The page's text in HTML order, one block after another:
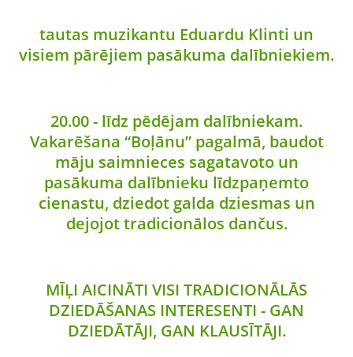
tautas muzikantu Eduardu Klinti un
visiem pārējiem pasākuma dalībniekiem.
20.00 - līdz pēdējam dalībniekam.
Vakarēšana “Boļānu” pagalmā, baudot
māju saimnieces sagatavoto un
pasākuma dalībnieku līdzpaņemto
cienastu, dziedot galda dziesmas un
dejojot tradicionālos dančus.
MĪĻI AICINĀTI VISI TRADICIONĀLĀS
DZIEDĀŠANAS INTERESENTI - GAN
DZIEDĀTĀJI, GAN KLAUSĪTĀJI.